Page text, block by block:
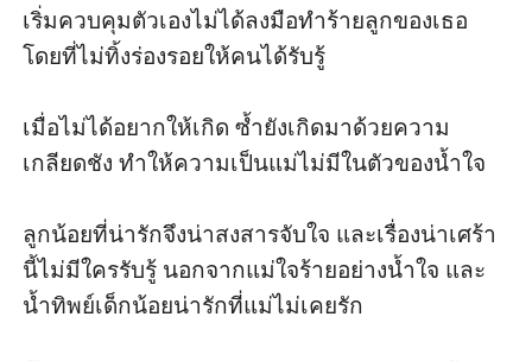
เริ่มควบคุมตัวเองไม่ได้ลงมือทำร้ายลูกของเธอ
โดยที่ไม่ทิ้งร่องรอยให้คนได้รับรู้
เมื่อไม่ได้อยากให้เกิด ซ้ำยังเกิดมาด้วยความ
เกลียดชัง ทำให้ความเป็นแม่ไม่มีในตัวของน้ำใจ
ลูกน้อยที่น่ารักจึงน่าสงสารจับใจ และเรื่องน่าเศร้า
นี้ไม่มีใครรับรู้ นอกจากแม่ใจร้ายอย่างน้ำใจ และ
น้ำทิพย์เด็กน้อยน่ารักที่แม่ไม่เคยรัก